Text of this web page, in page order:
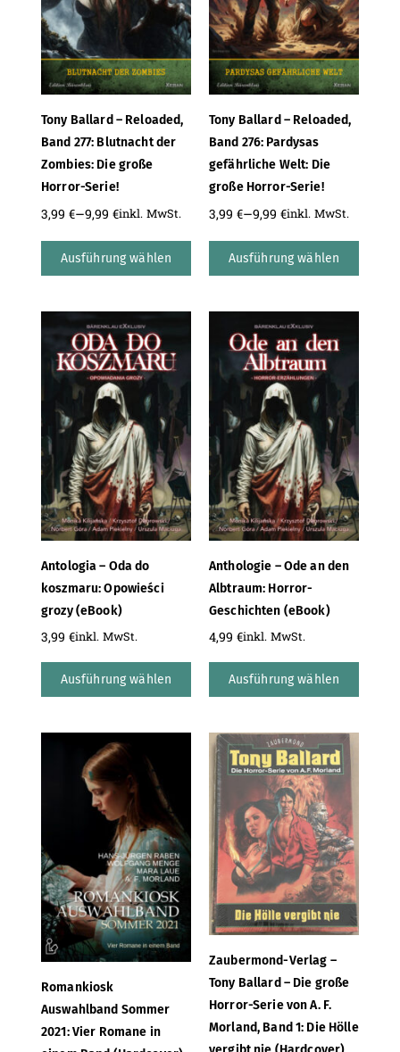
Tony Ballard – Reloaded,
Band 277: Blutnacht der
Zombies: Die große
Horror-Serie!
3,99 €–9,99 €inkl. MwSt.
Ausführung wählen
Tony Ballard – Reloaded,
Band 276: Pardysas
gefährliche Welt: Die
große Horror-Serie!
3,99 €–9,99 €inkl. MwSt.
Ausführung wählen
Antologia – Oda do
koszmaru: Opowieści
grozy (eBook)
3,99 €inkl. MwSt.
Ausführung wählen
Anthologie – Ode an den
Albtraum: Horror-
Geschichten (eBook)
4,99 €inkl. MwSt.
Ausführung wählen
Romankiosk
Auswahlband Sommer
2021: Vier Romane in
Zaubermond-Verlag –
Tony Ballard – Die große
Horror-Serie von A. F.
Morland, Band 1: Die Hölle